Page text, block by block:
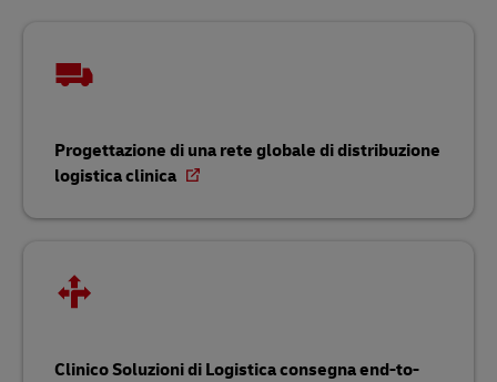
Progettazione di una rete globale di distribuzione
logistica clinica
Clinico Soluzioni di Logistica consegna end-to-